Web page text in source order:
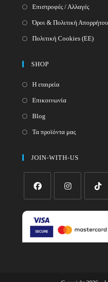
Επιστροφές / Αλλαγές
Όροι & Πολιτική Απορρήτου
Πολιτική Cookies (ΕΕ)
SHOP
Η εταιρεία
Επικοινωνία
Blog
Τα προϊόντα μας
JOIN-WITH-US
new
new
a
new